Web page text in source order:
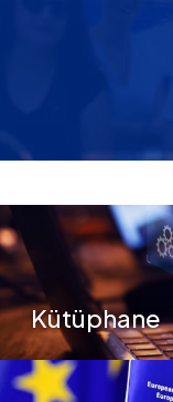
Secondary
Kütüphane